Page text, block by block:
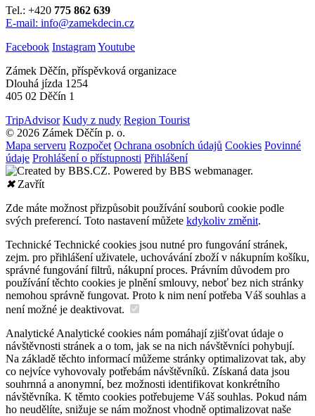
Tel.: +420 775 862 639
E-mail: info@zamekdecin.cz
Facebook InstagramYoutube
Zámek Děčín, příspěvková organizace
Dlouhá jízda 1254
405 02 Děčín 1
TripAdvisor Kudy z nudy Region Tourist
© 2026 Zámek Děčín p. o.
Mapa serveru Rozpočet Ochrana osobních údajů Cookies Povinné
údaje Prohlášení o přístupnosti Přihlášení
✖Zavřít
Zde máte možnost přizpůsobit používání souborů cookie podle
svých preferencí. Toto nastavení můžete kdykoliv změnit.
Technické Technické cookies jsou nutné pro fungování stránek,
zejm. pro přihlášení uživatele, uchovávání zboží v nákupním košíku,
správné fungování filtrů, nákupní proces. Právním důvodem pro
používání těchto cookies je plnění smlouvy, neboť bez nich stránky
nemohou správně fungovat. Proto k nim není potřeba Váš souhlas a
není možné je deaktivovat.
Analytické Analytické cookies nám pomáhají zjišťovat údaje o
návštěvnosti stránek a o tom, jak se na nich návštěvníci pohybují.
Na základě těchto informací můžeme stránky optimalizovat tak, aby
co nejvíce vyhovovaly potřebám návštěvníků. Získaná data jsou
souhrnná a anonymní, bez možnosti identifikovat konkrétního
návštěvníka. K těmto cookies potřebujeme Váš souhlas. Pokud nám
ho neudělíte, snižuje se nám možnost vhodně optimalizovat naše